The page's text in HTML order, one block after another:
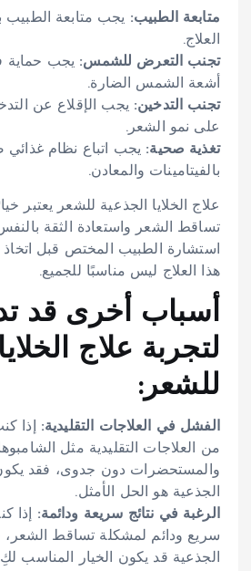
متابعة الطبيب:يجب متابعة الطبيب
العلاج.
تجنب التعرض للشمس:يجب حماية
أشعة الشمس الضارة.
تجنب التدخين:يجب الإقلاع عن
على نمو الشعر.
تغذية صحية:يجب اتباع نظام غذائي
بالفيتامينات والمعادن.
علاج الخلايا الجذعية للشعر يعتبر
تساقط الشعر واستعادة الثقة
استشارة الطبيب المختص قبل
هذا العلاج ليس مناسبًا للجميع.
أسباب أخرى قد
لتجربة علاج
للشعر:
الفشل في العلاجات التقليدية:إذا
من العلاجات التقليدية مثل
والمستحضرات دون جدوى، فقد يكون
الجذعية هو الحل الأمثل.
الرغبة في نتائج سريعة ودائمة:إذا
سريع ودائم لمشكلة تساقط الشعر،
الجذعية قد يكون الخيار المناسب لكِ.